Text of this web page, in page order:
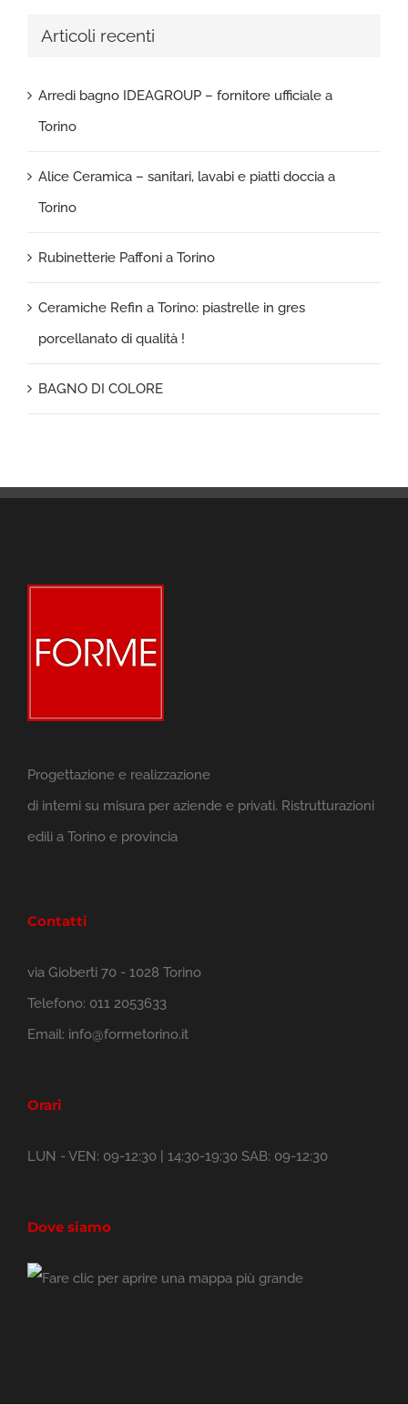
Articoli recenti
Arredi bagno IDEAGROUP – fornitore ufficiale a
Torino
Alice Ceramica – sanitari, lavabi e piatti doccia a
Torino
Rubinetterie Paffoni a Torino
Ceramiche Refin a Torino: piastrelle in gres
porcellanato di qualità !
BAGNO DI COLORE
Progettazione e realizzazione
di interni su misura per aziende e privati. Ristrutturazioni
edili a Torino e provincia
Contatti
via Gioberti 70 - 1028 Torino
Telefono: 011 2053633
Email: info@formetorino.it
Orari
LUN - VEN: 09-12:30 | 14:30-19:30 SAB: 09-12:30
Dove siamo